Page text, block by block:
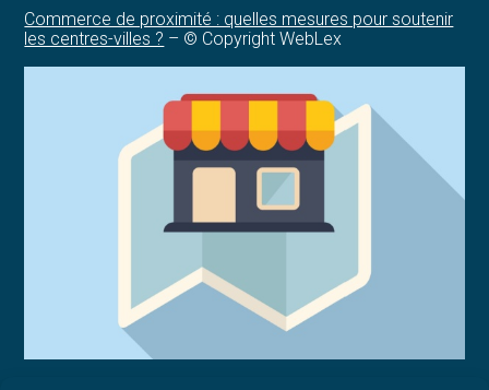
Commerce de proximité : quelles mesures pour soutenir
les centres-villes ? – © Copyright WebLex